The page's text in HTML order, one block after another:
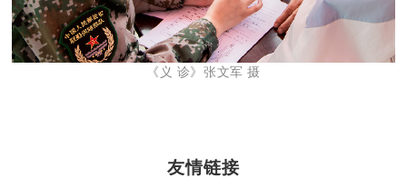
《义 诊》张文军 摄
友情链接